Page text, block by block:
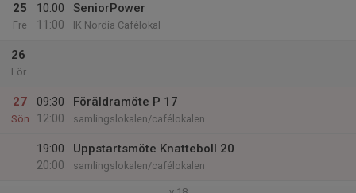
25
Fre
10:00
11:00
SeniorPower
IK Nordia Cafélokal
26
Lör
27
Sön
09:30
12:00
Föräldramöte P 17
samlingslokalen/cafélokalen
19:00
20:00
Uppstartsmöte Knatteboll 20
samlingslokalen/cafélokalen